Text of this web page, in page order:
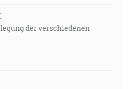
der verschiedenen